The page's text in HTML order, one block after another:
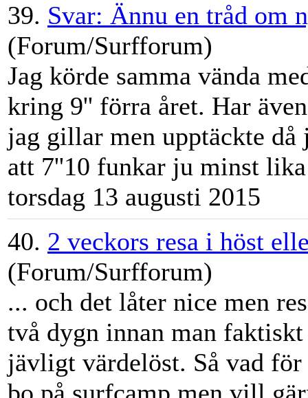
39. Svar: Ännu en tråd om
(Forum/Surfforum)
Jag körde samma vända
kring 9'' förra året. Har
jag gillar men upptäckte
att 7''10 funkar ju minst
torsdag 13 augusti 2015
40. 2 veckors resa i höst
(Forum/Surfforum)
... och det låter nice men
två dygn innan man
jävligt värdelöst. Så vad